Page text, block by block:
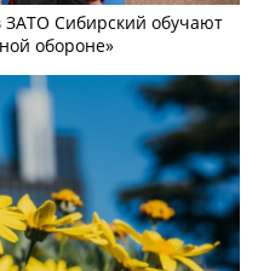
ЗАТО Сибирский обучают
обороне»